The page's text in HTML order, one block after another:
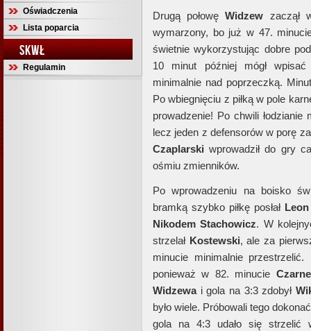
Oświadczenia
Lista poparcia
SKWŁ
Regulamin
Drugą połowęWidzew zaczął
wymarzony, bo już w 47.
świetnie wykorzystując dobre
10 minut później mógł
minimalnie nad poprzeczką.
Po wbiegnięciu z piłką w pole
prowadzenie! Po chwili
lecz jeden z defensorów w porę
Czaplarski wprowadził do gry
ośmiu zmienników.
Po wprowadzeniu na boisko
bramką szybko piłkę posłał Leon
Nikodem Stachowicz. W
strzelał Kostewski, ale za
minucie minimalnie
ponieważ w 82. minucie Czarne
Widzewai gola na 3:3 zdobył
było wiele. Próbowali tego
gola na 4:3 udało się